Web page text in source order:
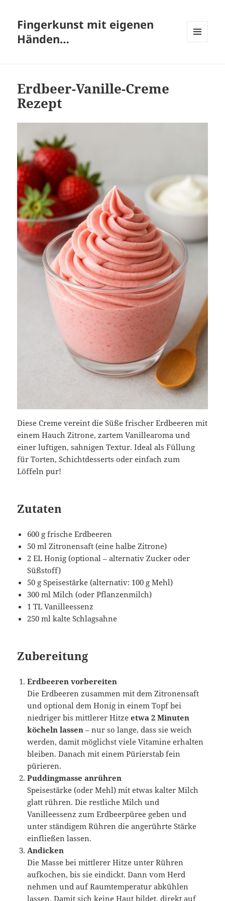
Fingerkunst mit eigenen
Händen…
Erdbeer-Vanille-Creme
Rezept
Diese Creme vereint die Süße frischer Erdbeeren mit
einem Hauch Zitrone, zartem Vanillearoma und
einer luftigen, sahnigen Textur. Ideal als Füllung
für Torten, Schichtdesserts oder einfach zum
Löffeln pur!
Zutaten
600 g frische Erdbeeren
50 ml Zitronensaft (eine halbe Zitrone)
2 EL Honig (optional – alternativ Zucker oder
Süßstoff)
50 g Speisestärke (alternativ: 100 g Mehl)
300 ml Milch (oder Pflanzenmilch)
1 TL Vanilleessenz
250 ml kalte Schlagsahne
Zubereitung
Erdbeeren vorbereiten
Die Erdbeeren zusammen mit dem Zitronensaft
und optional dem Honig in einem Topf bei
niedriger bis mittlerer Hitzeetwa 2 Minuten
köcheln lassen – nur so lange, dass sie weich
werden, damit möglichst viele Vitamine erhalten
bleiben. Danach mit einem Pürierstab fein
pürieren.
Puddingmasse anrühren
Speisestärke (oder Mehl) mit etwas kalter Milch
glatt rühren. Die restliche Milch und
Vanilleessenz zum Erdbeerpüree geben und
unter ständigem Rühren die angerührte Stärke
einfließen lassen.
Andicken
Die Masse bei mittlerer Hitze unter Rühren
aufkochen, bis sie eindickt. Dann vom Herd
nehmen und auf Raumtemperatur abkühlen
lassen. Damit sich keine Haut bildet, direkt auf